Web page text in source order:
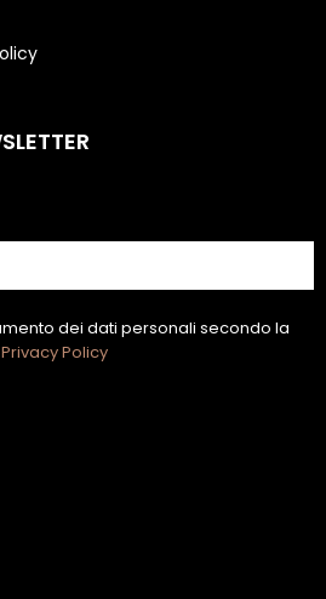
dei dati personali secondo la
Privacy Policy